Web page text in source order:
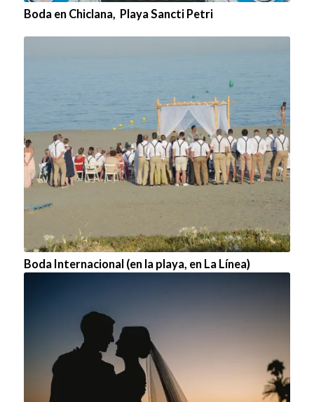
Boda en Chiclana, Playa Sancti Petri
Boda Internacional (en la playa, en La Línea)